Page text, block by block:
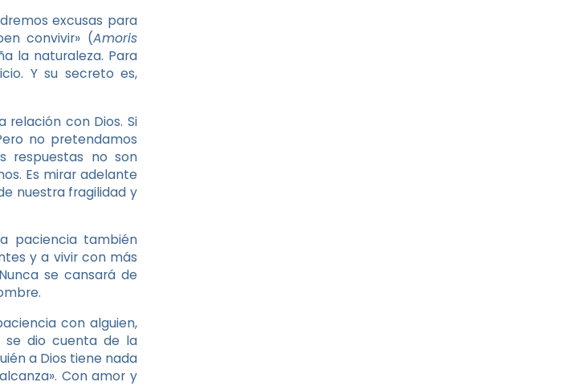
excusas para
convivir» (Amoris
la naturaleza. Para
Y su secreto es,
relación con Dios. Si
no pretendamos
respuestas no son
Es mirar adelante
nuestra fragilidad y
paciencia también
y a vivir con más
se cansará de
con alguien,
se dio cuenta de la
a Dios tiene nada
Con amor y